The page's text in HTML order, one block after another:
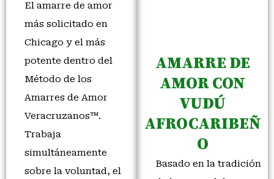
El amarre de amor
más solicitado en
Chicago y el más
potente dentro del
Método de los
Amarres de Amor
Veracruzanos™.
Trabaja
simultáneamente
sobre la voluntad, el
AMARRE DE
AMOR CON
VUDÚ
AFROCARIBEÑ
O
Basado en la tradición